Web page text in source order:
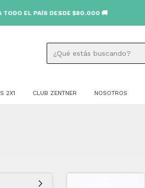
PAÍS DESDE $80.000 🚚
2X1 CLUB ZENTNER NOSOTROS